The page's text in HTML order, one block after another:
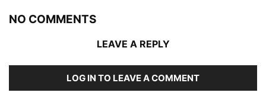
NO COMMENTS
LEAVE A REPLY
LOG IN TO LEAVE A COMMENT